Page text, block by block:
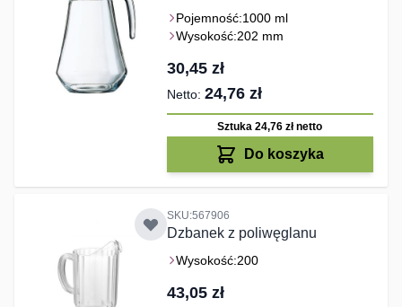
Pojemność:1000 ml
Wysokość:202 mm
30,45 zł
24,76 zł
Sztuka 24,76 złnetto
Do koszyka
SKU:567906
Dzbanek z poliwęglanu
Wysokość:200
43,05 zł